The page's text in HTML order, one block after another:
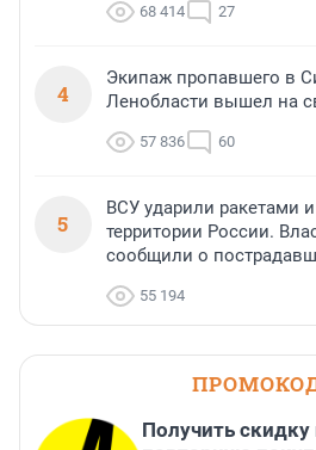
68 414 27
4
Экипаж пропавшего в
Ленобласти вышел на
57 836 60
5
ВСУ ударили ракетами
территории России.
сообщили о
55 194
Получить